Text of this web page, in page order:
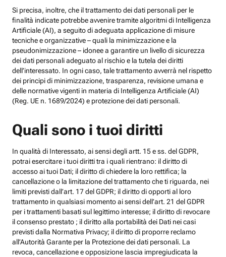
Si precisa, inoltre, che il trattamento dei dati personali per le
finalità indicate potrebbe avvenire tramite algoritmi di Intelligenza
Artificiale (AI), a seguito di adeguata applicazione di misure
tecniche e organizzative – quali la minimizzazione e la
pseudonimizzazione – idonee a garantire un livello di sicurezza
dei dati personali adeguato al rischio e la tutela dei diritti
dell’interessato. In ogni caso, tale trattamento avverrà nel rispetto
dei principi di minimizzazione, trasparenza, revisione umana e
delle normative vigenti in materia di Intelligenza Artificiale (AI)
(Reg. UE n. 1689/2024) e protezione dei dati personali.
Quali sono i tuoi diritti
In qualità di Interessato, ai sensi degli artt. 15 e ss. del GDPR,
potrai esercitare i tuoi diritti tra i quali rientrano: il diritto di
accesso ai tuoi Dati; il diritto di chiedere la loro rettifica; la
cancellazione o la limitazione del trattamento che ti riguarda, nei
limiti previsti dall’art. 17 del GDPR; il diritto di opporti al loro
trattamento in qualsiasi momento ai sensi dell’art. 21 del GDPR
per i trattamenti basati sul legittimo interesse; il diritto di revocare
il consenso prestato ; il diritto alla portabilità dei Dati nei casi
previsti dalla Normativa Privacy; il diritto di proporre reclamo
all’Autorità Garante per la Protezione dei dati personali. La
revoca, cancellazione e opposizione lascia impregiudicata la